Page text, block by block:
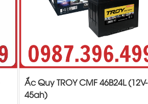
Ắc Quy TROY CMF 46B24L (12V-
45ah)